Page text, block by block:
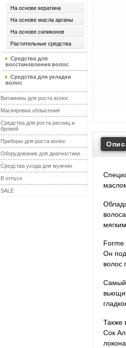
На основе кератина
На основе масла арганы
На основе силиконов
Растительные средства
Средства для
восстановления волос
Средства для укладки
волос
Витамины для роста волос
Маскировка облысения
Средства для роста ресниц и
бровей
Приборы для роста волос
Оборудование для диагностики
Средства ухода для мужчин
В отпуск
SALE
Forme
Он
волос
Самый
Также
Сок
локона.